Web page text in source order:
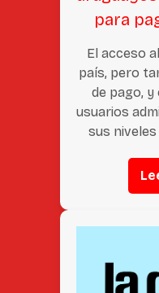
para
El acceso
país, pero
de pago, y
usuarios
sus